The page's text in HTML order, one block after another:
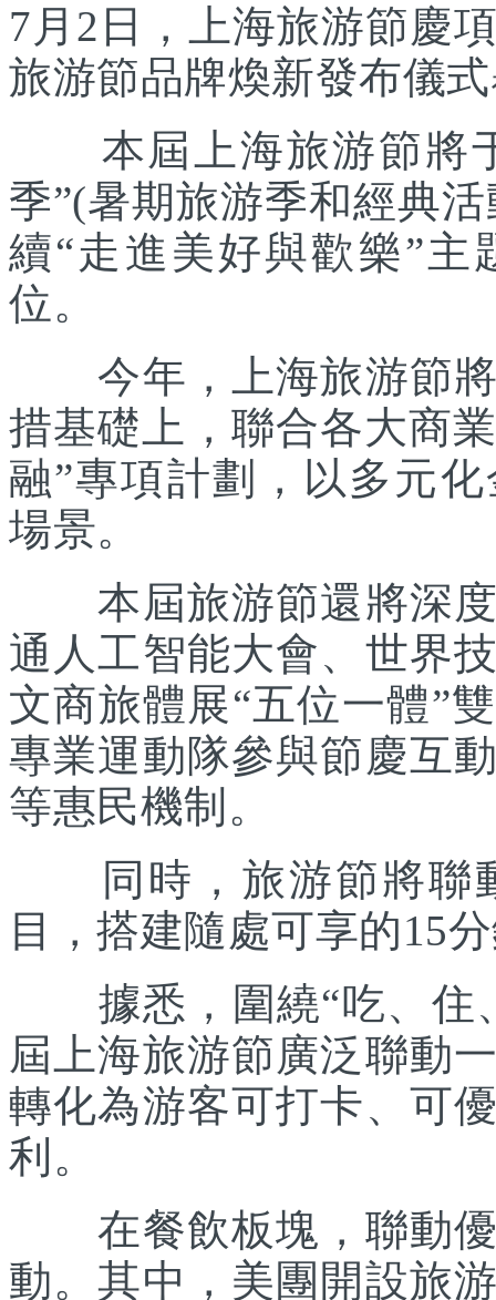
7月2日，上海旅游節慶
旅游節品牌煥新發布儀
本屆上海旅游節將于
季”(暑期旅游季和經典
續“走進美好與歡樂”主
位。
今年，上海旅游節將
措基礎上，聯合各大商
融”專項計劃，以多元
場景。
本屆旅游節還將深度
通人工智能大會、世界
文商旅體展“五位一體”
專業運動隊參與節慶互
等惠民機制。
同時，旅游節將聯
目，搭建隨處可享的15
據悉，圍繞“吃、住
屆上海旅游節廣泛聯動
轉化為游客可打卡、可
利。
在餐飲板塊，聯動優
動。其中，美團開設旅